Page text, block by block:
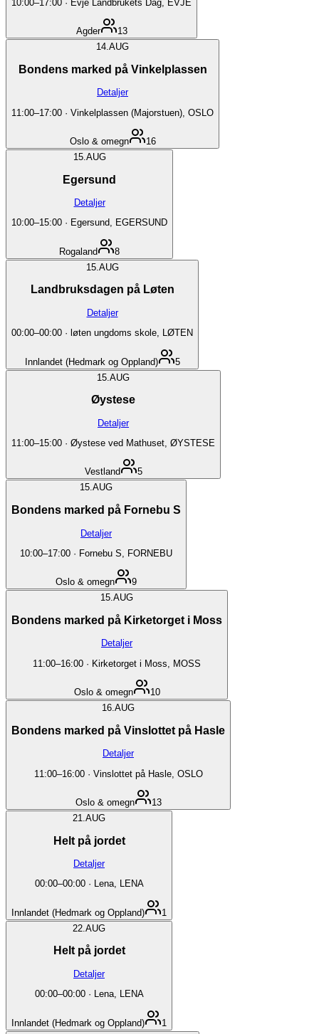
10:00–17:00 · Evje Landbrukets Dag, EVJE
Agder
13
14.AUG
Bondens marked på Vinkelplassen
Detaljer
11:00–17:00 · Vinkelplassen (Majorstuen), OSLO
Oslo & omegn
16
15. AUG
Egersund
Detaljer
10:00–15:00 · Egersund, EGERSUND
Rogaland
8
15. AUG
Landbruksdagen på Løten
Detaljer
00:00–00:00 · løten ungdoms skole, LØTEN
Innlandet (Hedmark og Oppland)
5
15. AUG
Øystese
Detaljer
11:00–15:00 · Øystese ved Mathuset, ØYSTESE
Vestland
5
15.AUG
Bondens marked på Fornebu S
Detaljer
10:00–17:00 · Fornebu S, FORNEBU
Oslo & omegn
9
15.AUG
Bondens marked på Kirketorget i Moss
Detaljer
11:00–16:00 · Kirketorget i Moss, MOSS
Oslo & omegn
10
16.AUG
Bondens marked på Vinslottet på Hasle
Detaljer
11:00–16:00· Vinslottet på Hasle, OSLO
Oslo & omegn
13
21. AUG
Helt på jordet
Detaljer
00:00–00:00· Lena, LENA
Innlandet (Hedmark og Oppland)
1
22. AUG
Helt på jordet
Detaljer
00:00–00:00· Lena, LENA
Innlandet (Hedmark og Oppland)
1